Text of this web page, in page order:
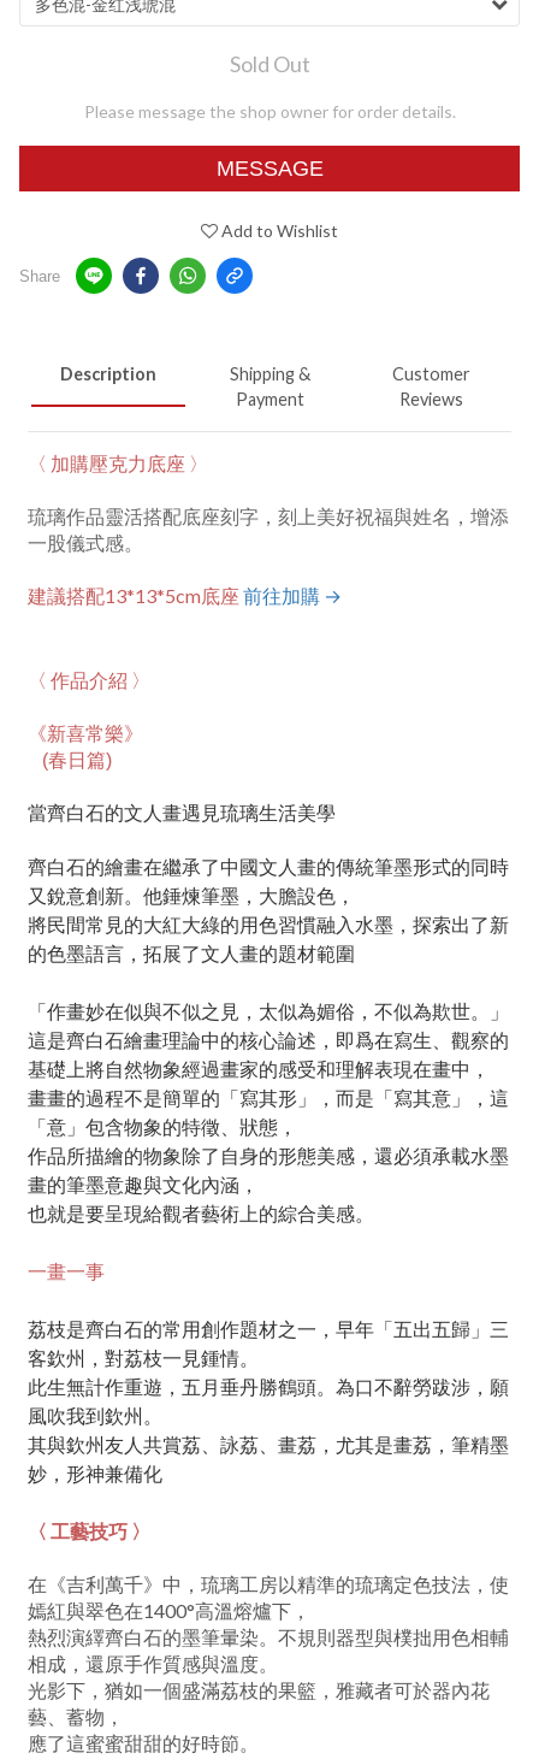
Sold Out
Please message the shop owner for order details.
MESSAGE
Add to Wishlist
Share
Description
Shipping &
Payment
Customer
Reviews
〈 加購壓克力底座 〉
琉璃作品靈活搭配底座刻字，刻上美好祝福與姓名，增添
一股儀式感。
建議搭配13*13*5cm底座 前往加購 →
〈 作品介紹 〉
《新喜常樂》
(春日篇)
當齊白石的文人畫遇見琉璃生活美學
齊白石的繪畫在繼承了中國文人畫的傳統筆墨形式的同時
又銳意創新。他錘煉筆墨，大膽設色，
將民間常見的大紅大綠的用色習慣融入水墨，探索出了新
的色墨語言，拓展了文人畫的題材範圍
「作畫妙在似與不似之見，太似為媚俗，不似為欺世。」
這是齊白石繪畫理論中的核心論述，即爲在寫生、觀察的
基礎上將自然物象經過畫家的感受和理解表現在畫中，
畫畫的過程不是簡單的「寫其形」，而是「寫其意」，這
「意」包含物象的特徵、狀態，
作品所描繪的物象除了自身的形態美感，還必須承載水墨
畫的筆墨意趣與文化內涵，
也就是要呈現給觀者藝術上的綜合美感。
一畫一事
荔枝是齊白石的常用創作題材之一，早年「五出五歸」三
客欽州，對荔枝一見鍾情。
此生無計作重遊，五月垂丹勝鶴頭。為口不辭勞跋涉，願
風吹我到欽州。
其與欽州友人共賞荔、詠荔、畫荔，尤其是畫荔，筆精墨
妙，形神兼備化
〈 工藝技巧 〉
在《吉利萬千》中，琉璃工房以精準的琉璃定色技法，使
嫣紅與翠色在1400°高溫熔爐下，
熱烈演繹齊白石的墨筆暈染。不規則器型與樸拙用色相輔
相成，還原手作質感與溫度。
光影下，猶如一個盛滿荔枝的果籃，雅藏者可於器內花
藝、蓄物，
應了這蜜蜜甜甜的好時節。